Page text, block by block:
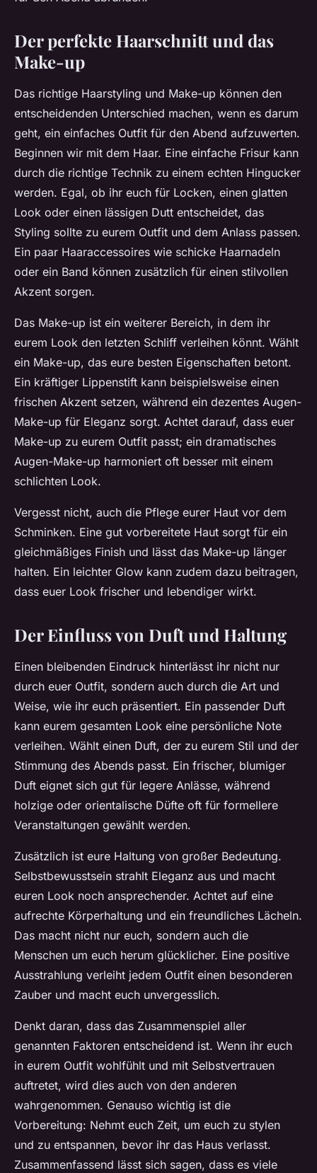
Der perfekte Haarschnitt und das
Make-up
Das richtige Haarstyling und Make-up können den
entscheidenden Unterschied machen, wenn es darum
geht, ein einfaches Outfit für den Abend aufzuwerten.
Beginnen wir mit dem Haar. Eine einfache Frisur kann
durch die richtige Technik zu einem echten Hingucker
werden. Egal, ob ihr euch für Locken, einen glatten
Look oder einen lässigen Dutt entscheidet, das
Styling sollte zu eurem Outfit und dem Anlass passen.
Ein paar Haaraccessoires wie schicke Haarnadeln
oder ein Band können zusätzlich für einen stilvollen
Akzent sorgen.
Das Make-up ist ein weiterer Bereich, in dem ihr
eurem Look den letzten Schliff verleihen könnt. Wählt
ein Make-up, das eure besten Eigenschaften betont.
Ein kräftiger Lippenstift kann beispielsweise einen
frischen Akzent setzen, während ein dezentes Augen-
Make-up für Eleganz sorgt. Achtet darauf, dass euer
Make-up zu eurem Outfit passt; ein dramatisches
Augen-Make-up harmoniert oft besser mit einem
schlichten Look.
Vergesst nicht, auch die Pflege eurer Haut vor dem
Schminken. Eine gut vorbereitete Haut sorgt für ein
gleichmäßiges Finish und lässt das Make-up länger
halten. Ein leichter Glow kann zudem dazu beitragen,
dass euer Look frischer und lebendiger wirkt.
Der Einfluss von Duft und Haltung
Einen bleibenden Eindruck hinterlässt ihr nicht nur
durch euer Outfit, sondern auch durch die Art und
Weise, wie ihr euch präsentiert. Ein passender Duft
kann eurem gesamten Look eine persönliche Note
verleihen. Wählt einen Duft, der zu eurem Stil und der
Stimmung des Abends passt. Ein frischer, blumiger
Duft eignet sich gut für legere Anlässe, während
holzige oder orientalische Düfte oft für formellere
Veranstaltungen gewählt werden.
Zusätzlich ist eure Haltung von großer Bedeutung.
Selbstbewusstsein strahlt Eleganz aus und macht
euren Look noch ansprechender. Achtet auf eine
aufrechte Körperhaltung und ein freundliches Lächeln.
Das macht nicht nur euch, sondern auch die
Menschen um euch herum glücklicher. Eine positive
Ausstrahlung verleiht jedem Outfit einen besonderen
Zauber und macht euch unvergesslich.
Denkt daran, dass das Zusammenspiel aller
genannten Faktoren entscheidend ist. Wenn ihr euch
in eurem Outfit wohlfühlt und mit Selbstvertrauen
auftretet, wird dies auch von den anderen
wahrgenommen. Genauso wichtig ist die
Vorbereitung: Nehmt euch Zeit, um euch zu stylen
und zu entspannen, bevor ihr das Haus verlasst.
Zusammenfassend lässt sich sagen, dass es viele